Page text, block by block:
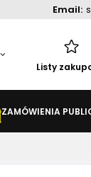
Email:
Listy
ZAMÓWIENIA